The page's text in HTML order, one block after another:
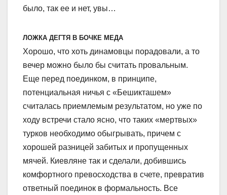
было, так ее и нет, увы…
ЛОЖКА ДЕГТЯ В БОЧКЕ МЕДА
Хорошо, что хоть динамовцы порадовали, а то
вечер можно было бы считать провальным.
Еще перед поединком, в принципе,
потенциальная ничья с «Бешикташем»
считалась приемлемым результатом, но уже по
ходу встречи стало ясно, что таких «мертвых»
турков необходимо обыгрывать, причем с
хорошей разницей забитых и пропущенных
мячей. Киевляне так и сделали, добившись
комфортного превосходства в счете, превратив
ответный поединок в формальность. Все